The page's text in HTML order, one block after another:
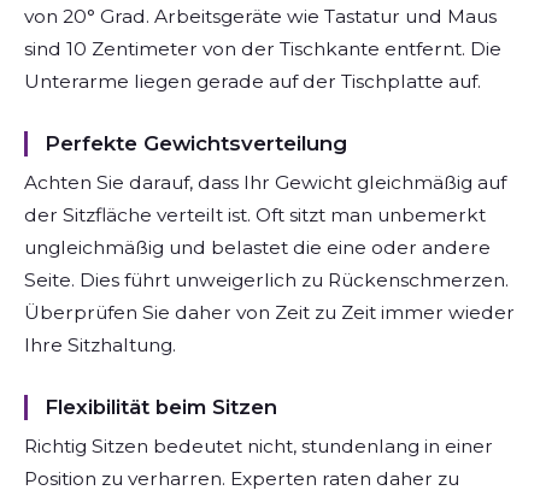
von 20° Grad. Arbeitsgeräte wie Tastatur und Maus
sind 10 Zentimeter von der Tischkante entfernt. Die
Unterarme liegen gerade auf der Tischplatte auf.
Perfekte Gewichtsverteilung
Achten Sie darauf, dass Ihr Gewicht gleichmäßig auf
der Sitzfläche verteilt ist. Oft sitzt man unbemerkt
ungleichmäßig und belastet die eine oder andere
Seite. Dies führt unweigerlich zu Rückenschmerzen.
Überprüfen Sie daher von Zeit zu Zeit immer wieder
Ihre Sitzhaltung.
Flexibilität beim Sitzen
Richtig Sitzen bedeutet nicht, stundenlang in einer
Position zu verharren. Experten raten daher zu